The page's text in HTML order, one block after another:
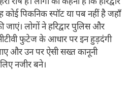
कोई पिकनिक स्पॉट या पब नहीं है जहाँ
जाएं। लोगों ने हरिद्वार पुलिस और
फुटेज के आधार पर इन हुड़दंगी
और उन पर ऐसी सख्त कानूनी
नजीर बने।